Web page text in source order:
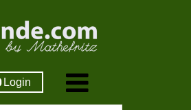
Login